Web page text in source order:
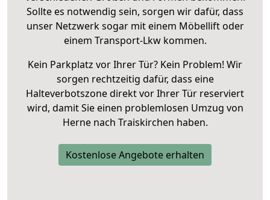
Sollte es notwendig sein, sorgen wir dafür, dass
unser Netzwerk sogar mit einem Möbellift oder
einem Transport-Lkw kommen.
Kein Parkplatz vor Ihrer Tür? Kein Problem! Wir
sorgen rechtzeitig dafür, dass eine
Halteverbotszone direkt vor Ihrer Tür reserviert
wird, damit Sie einen problemlosen Umzug von
Herne nach Traiskirchen haben.
Kostenlose Angebote erhalten